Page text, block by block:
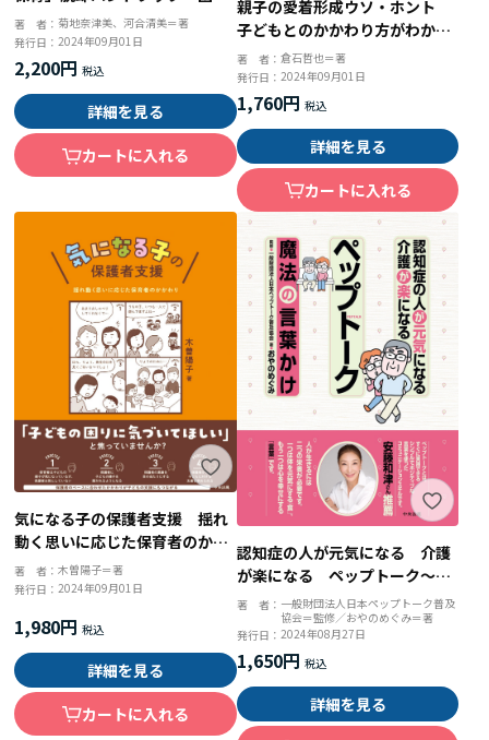
役立つ知識とあの手・この手
著 者：菊地奈津美、河合清美＝著
発行日：2024年09月01日
2,200円
詳細を見る
カートに入れる
親子の愛着形成ウソ・ホント
子どもとのかかわり方がわかる
本
著 者： 倉石哲也＝著
発行日： 2024年09月01日
1,760円
詳細を見る
カートに入れる
気になる子の保護者支援 揺れ
動く思いに応じた保育者のかか
わり
著 者：木曽陽子＝著
発行日：2024年09月01日
1,980円
詳細を見る
カートに入れる
認知症の人が元気になる 介護
が楽になる ペップトーク～魔
法の言葉かけ～
著 者： 一般財団法人日本ペップトーク普及
協会＝監修／おやのめぐみ＝著
発行日： 2024年08月27日
1,650円
詳細を見る